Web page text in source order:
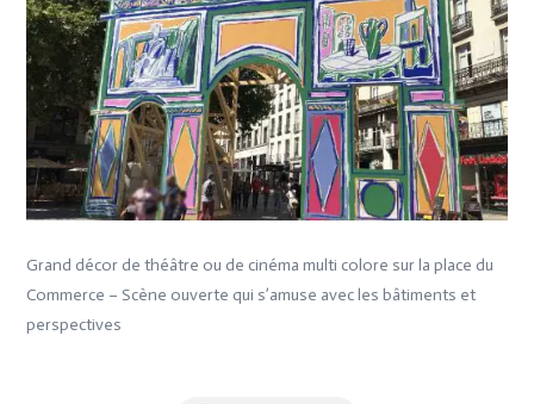
Grand décor de théâtre ou de cinéma multi colore sur la place du
Commerce – Scène ouverte qui s’amuse avec les bâtiments et
perspectives